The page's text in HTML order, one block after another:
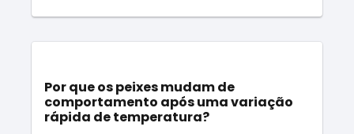
Por que os peixes mudam de
comportamento após uma variação
rápida de temperatura?